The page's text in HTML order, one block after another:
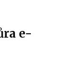
e-